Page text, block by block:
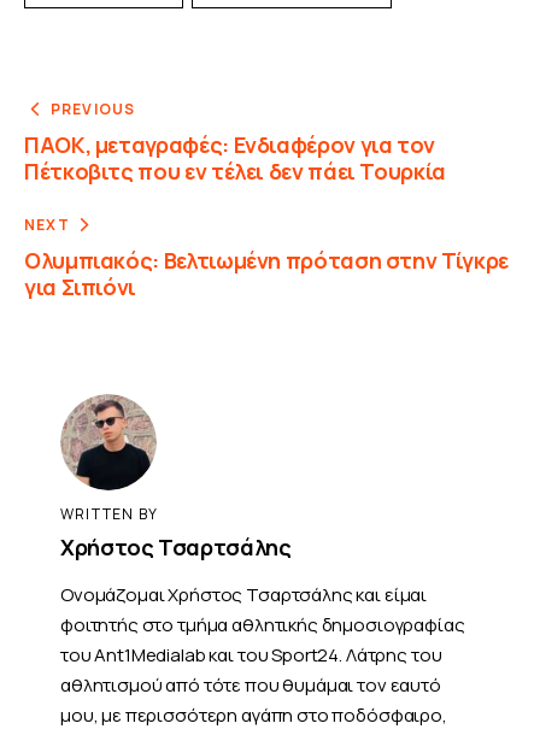
PREVIOUS
ΠΑΟΚ, μεταγραφές: Ενδιαφέρον για τον
Πέτκοβιτς που εν τέλει δεν πάει Τουρκία
NEXT
Ολυμπιακός: Βελτιωμένη πρόταση στην Τίγκρε
για Σιπιόνι
WRITTEN BY
Χρήστος Τσαρτσάλης
Ονομάζομαι Χρήστος Τσαρτσάλης και είμαι
φοιτητής στο τμήμα αθλητικής δημοσιογραφίας
του Ant1Medialab και του Sport24. Λάτρης του
αθλητισμού από τότε που θυμάμαι τον εαυτό
μου, με περισσότερη αγάπη στο ποδόσφαιρο,